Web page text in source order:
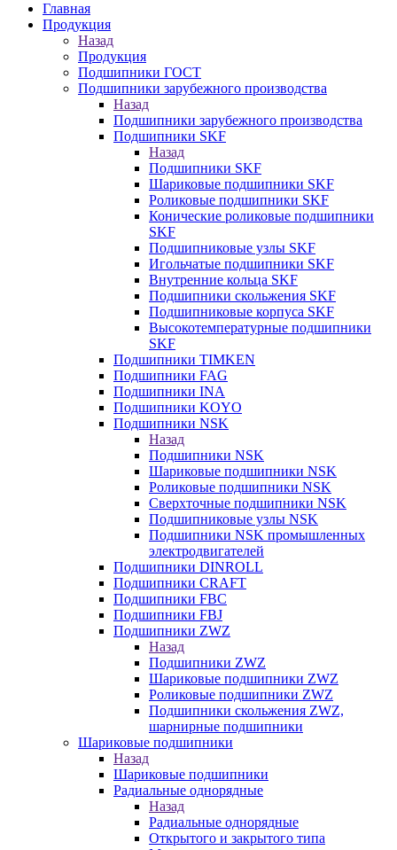
Главная
Продукция
Назад
Продукция
Подшипники ГОСТ
Подшипники зарубежного производства
Назад
Подшипники зарубежного производства
Подшипники SKF
Назад
Подшипники SKF
Шариковые подшипники SKF
Роликовые подшипники SKF
Конические роликовые подшипники
SKF
Подшипниковые узлы SKF
Игольчатые подшипники SKF
Внутренние кольца SKF
Подшипники скольжения SKF
Подшипниковые корпуса SKF
Высокотемпературные подшипники
SKF
Подшипники TIMKEN
Подшипники FAG
Подшипники INA
Подшипники KOYO
Подшипники NSK
Назад
Подшипники NSK
Шариковые подшипники NSK
Роликовые подшипники NSK
Сверхточные подшипники NSK
Подшипниковые узлы NSK
Подшипники NSK промышленных
электродвигателей
Подшипники DINROLL
Подшипники CRAFT
Подшипники FBC
Подшипники FBJ
Подшипники ZWZ
Назад
Подшипники ZWZ
Шариковые подшипники ZWZ
Роликовые подшипники ZWZ
Подшипники скольжения ZWZ,
шарнирные подшипники
Шариковые подшипники
Назад
Шариковые подшипники
Радиальные однорядные
Назад
Радиальные однорядные
Открытого и закрытого типа